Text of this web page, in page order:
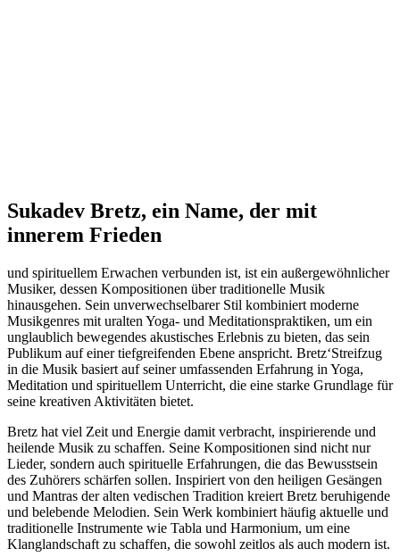
Sukadev Bretz, ein Name, der mit
innerem Frieden
und spirituellem Erwachen verbunden ist, ist ein außergewöhnlicher
Musiker, dessen Kompositionen über traditionelle Musik
hinausgehen. Sein unverwechselbarer Stil kombiniert moderne
Musikgenres mit uralten Yoga- und Meditationspraktiken, um ein
unglaublich bewegendes akustisches Erlebnis zu bieten, das sein
Publikum auf einer tiefgreifenden Ebene anspricht. Bretz‘Streifzug
in die Musik basiert auf seiner umfassenden Erfahrung in Yoga,
Meditation und spirituellem Unterricht, die eine starke Grundlage für
seine kreativen Aktivitäten bietet.
Bretz hat viel Zeit und Energie damit verbracht, inspirierende und
heilende Musik zu schaffen. Seine Kompositionen sind nicht nur
Lieder, sondern auch spirituelle Erfahrungen, die das Bewusstsein
des Zuhörers schärfen sollen. Inspiriert von den heiligen Gesängen
und Mantras der alten vedischen Tradition kreiert Bretz beruhigende
und belebende Melodien. Sein Werk kombiniert häufig aktuelle und
traditionelle Instrumente wie Tabla und Harmonium, um eine
Klanglandschaft zu schaffen, die sowohl zeitlos als auch modern ist.